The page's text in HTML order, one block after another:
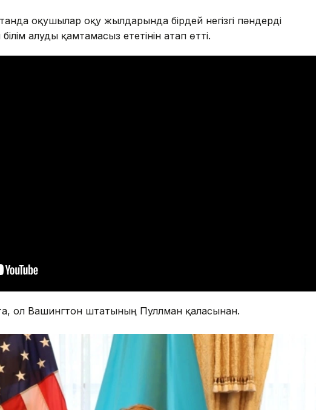
оқушылар оқу жылдарында бірдей негізгі пәндерді
алуды қамтамасыз ететінін атап өтті.
ол Вашингтон штатының Пуллман қаласынан.